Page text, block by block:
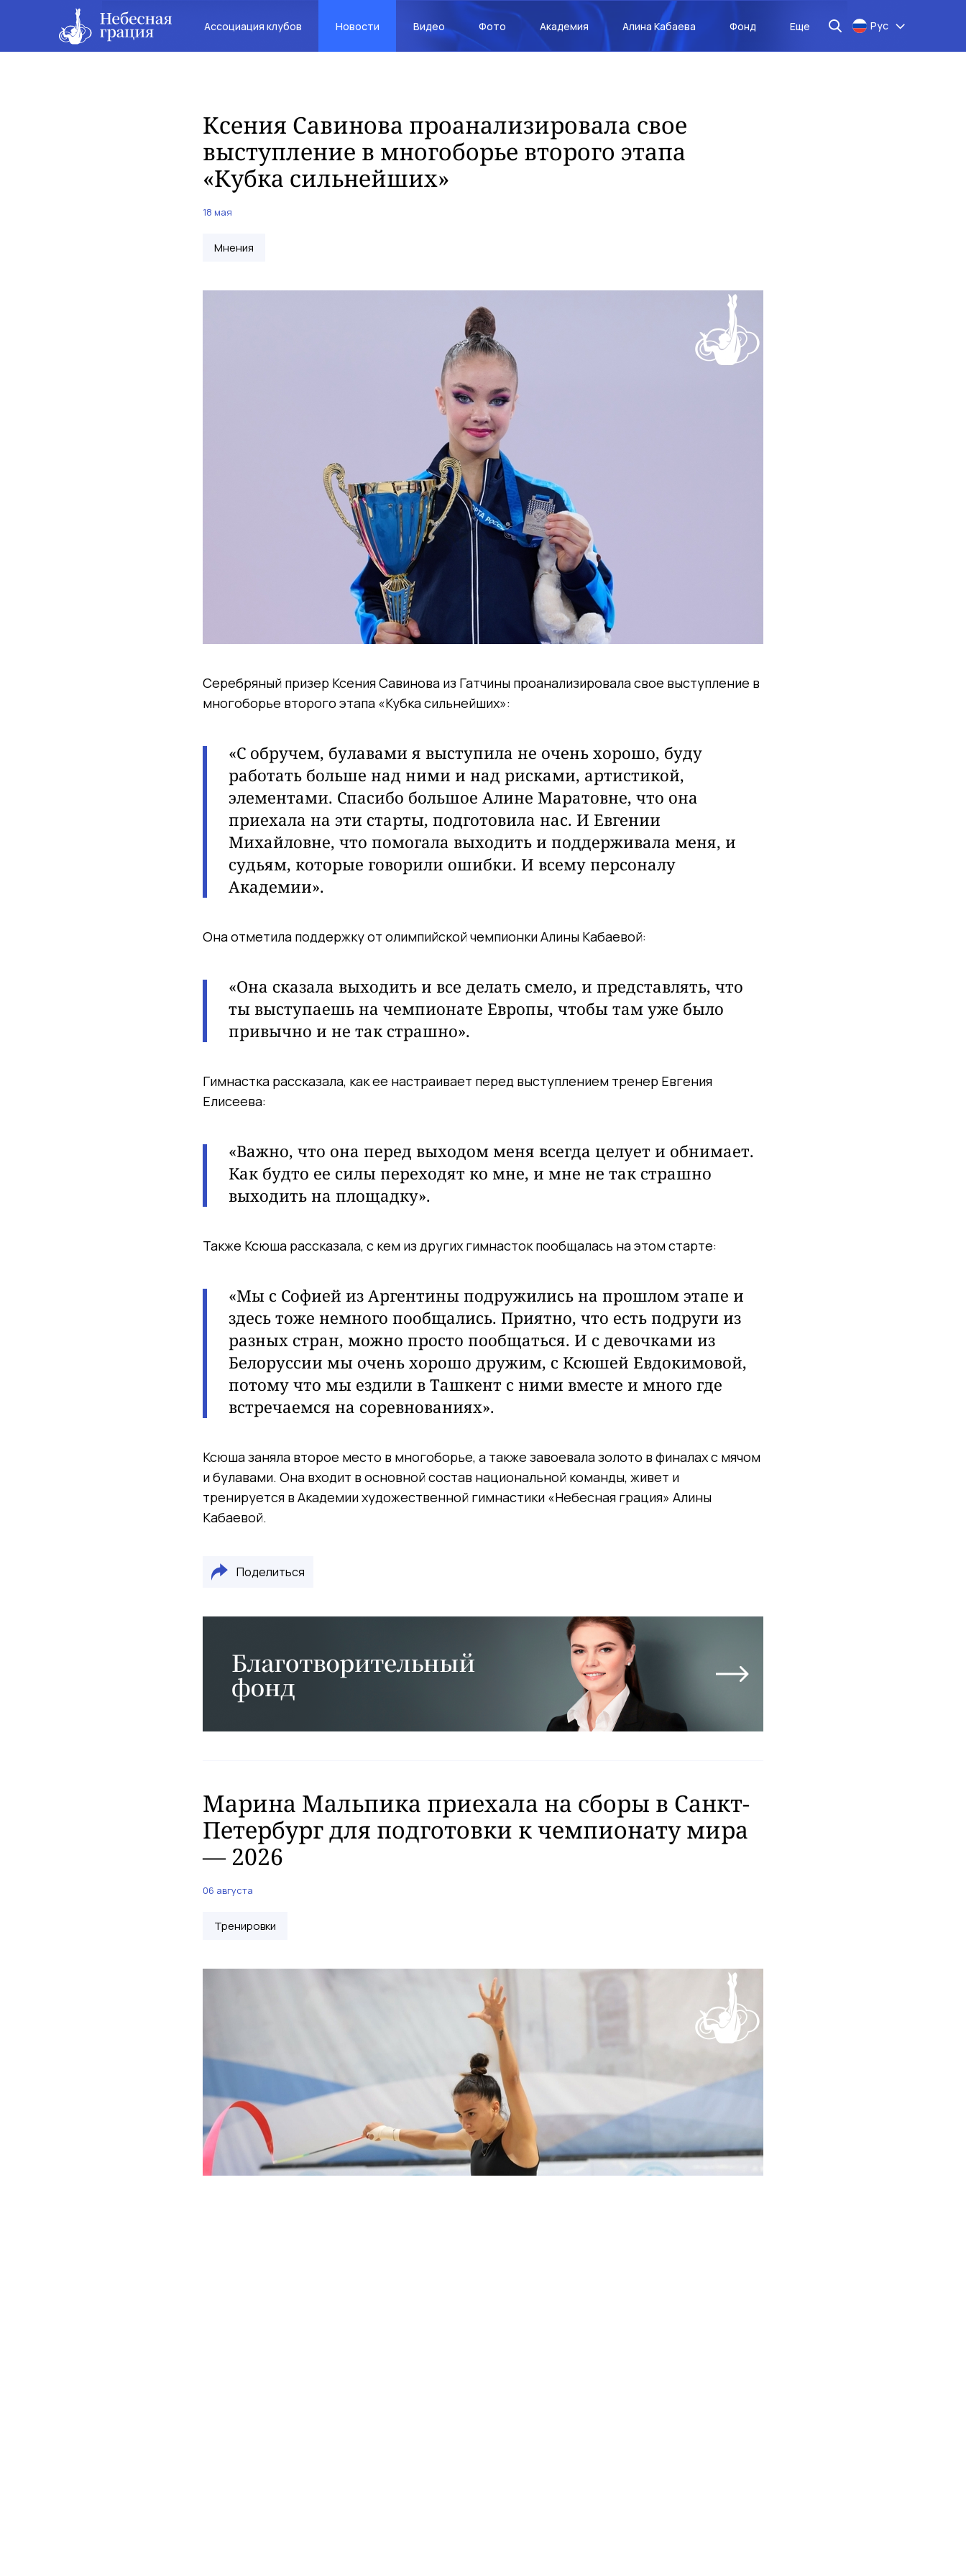
Ассоциация клубов Новости Видео Фото Академия Алина Кабаева Фонд Еще Рус
Ксения Савинова проанализировала свое
выступление в многоборье второго этапа
«Кубка сильнейших»
18 мая
Мнения
Серебряный призер Ксения Савинова из Гатчины проанализировала свое выступление в
многоборье второго этапа «Кубка сильнейших»:
«С обручем, булавами я выступила не очень хорошо, буду
работать больше над ними и над рисками, артистикой,
элементами. Спасибо большое Алине Маратовне, что она
приехала на эти старты, подготовила нас. И Евгении
Михайловне, что помогала выходить и поддерживала меня, и
судьям, которые говорили ошибки. И всему персоналу
Академии».
Она отметила поддержку от олимпийской чемпионки Алины Кабаевой:
«Она сказала выходить и все делать смело, и представлять, что
ты выступаешь на чемпионате Европы, чтобы там уже было
привычно и не так страшно».
Гимнастка рассказала, как ее настраивает перед выступлением тренер Евгения
Елисеева:
«Важно, что она перед выходом меня всегда целует и обнимает.
Как будто ее силы переходят ко мне, и мне не так страшно
выходить на площадку».
Также Ксюша рассказала, с кем из других гимнасток пообщалась на этом старте:
«Мы с Софией из Аргентины подружились на прошлом этапе и
здесь тоже немного пообщались. Приятно, что есть подруги из
разных стран, можно просто пообщаться. И с девочками из
Белоруссии мы очень хорошо дружим, с Ксюшей Евдокимовой,
потому что мы ездили в Ташкент с ними вместе и много где
встречаемся на соревнованиях».
Ксюша заняла второе место в многоборье, а также завоевала золото в финалах с мячом
и булавами. Она входит в основной состав национальной команды, живет и
тренируется в Академии художественной гимнастики «Небесная грация» Алины
Кабаевой.
Поделиться
Марина Мальпика приехала на сборы в Санкт-
Петербург для подготовки к чемпионату мира
— 2026
06 августа
Тренировки